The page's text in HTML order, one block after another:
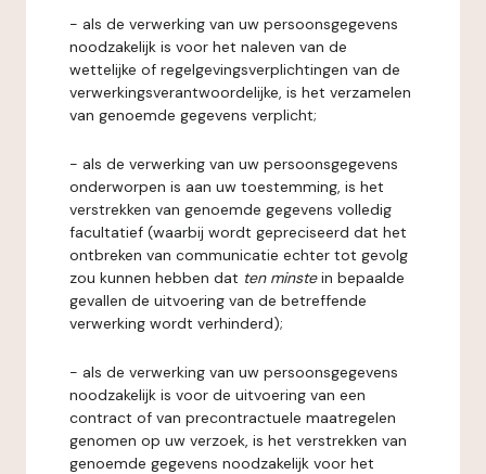
- als de verwerking van uw persoonsgegevens
noodzakelijk is voor het naleven van de
wettelijke of regelgevingsverplichtingen van de
verwerkingsverantwoordelijke, is het verzamelen
van genoemde gegevens verplicht;
- als de verwerking van uw persoonsgegevens
onderworpen is aan uw toestemming, is het
verstrekken van genoemde gegevens volledig
facultatief (waarbij wordt gepreciseerd dat het
ontbreken van communicatie echter tot gevolg
zou kunnen hebben dat ten minstein bepaalde
gevallen de uitvoering van de betreffende
verwerking wordt verhinderd);
- als de verwerking van uw persoonsgegevens
noodzakelijk is voor de uitvoering van een
contract of van precontractuele maatregelen
genomen op uw verzoek, is het verstrekken van
genoemde gegevens noodzakelijk voor het